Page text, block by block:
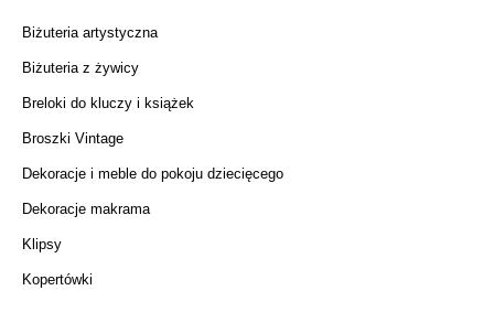
Biżuteria artystyczna
Biżuteria z żywicy
Breloki do kluczy i książek
Broszki Vintage
Dekoracje i meble do pokoju dziecięcego
Dekoracje makrama
Klipsy
Kopertówki